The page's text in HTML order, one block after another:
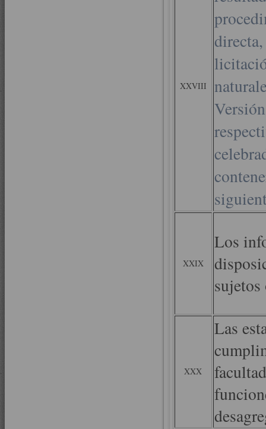
XXVIII
XXIX
Los
XXX
Las